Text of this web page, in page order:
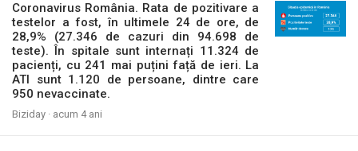
Coronavirus România. Rata de pozitivare a
testelor a fost, în ultimele 24 de ore, de
28,9% (27.346 de cazuri din 94.698 de
teste). În spitale sunt internați 11.324 de
pacienți, cu 241 mai puțini față de ieri. La
ATI sunt 1.120 de persoane, dintre care
950 nevaccinate.
Biziday · acum 4 ani